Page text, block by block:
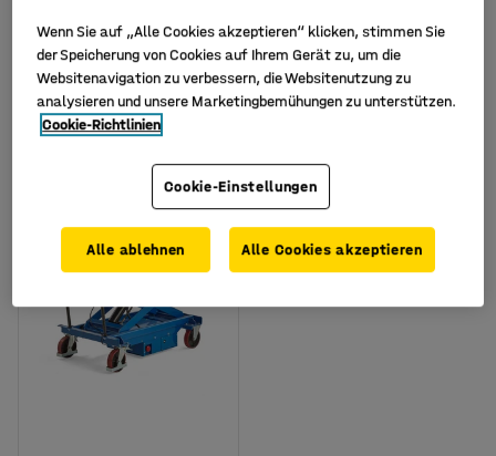
Filter
Wenn Sie auf „Alle Cookies akzeptieren“ klicken, stimmen Sie
der Speicherung von Cookies auf Ihrem Gerät zu, um die
Websitenavigation zu verbessern, die Websitenutzung zu
analysieren und unsere Marketingbemühungen zu unterstützen.
Cookie-Richtlinien
Cookie-Einstellungen
Alle ablehnen Alle Cookies akzeptieren